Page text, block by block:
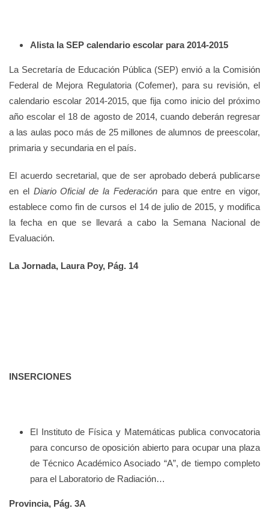
Alista la SEP calendario escolar para 2014-2015
La Secretaría de Educación Pública (SEP) envió a la Comisión
Federal de Mejora Regulatoria (Cofemer), para su revisión, el
calendario escolar 2014-2015, que fija como inicio del próximo
año escolar el 18 de agosto de 2014, cuando deberán regresar
a las aulas poco más de 25 millones de alumnos de preescolar,
primaria y secundaria en el país.
El acuerdo secretarial, que de ser aprobado deberá publicarse
en el Diario Oficial de la Federaciónpara que entre en vigor,
establece como fin de cursos el 14 de julio de 2015, y modifica
la fecha en que se llevará a cabo la Semana Nacional de
Evaluación.
La Jornada, Laura Poy, Pág. 14
INSERCIONES
El Instituto de Física y Matemáticas publica convocatoria
para concurso de oposición abierto para ocupar una plaza
de Técnico Académico Asociado “A”, de tiempo completo
para el Laboratorio de Radiación…
Provincia, Pág. 3A